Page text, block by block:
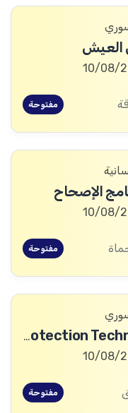
العيش
مفتوحة
الإصحاح
مفتوحة
Community Services and Protection Technical Coordinator
مفتوحة